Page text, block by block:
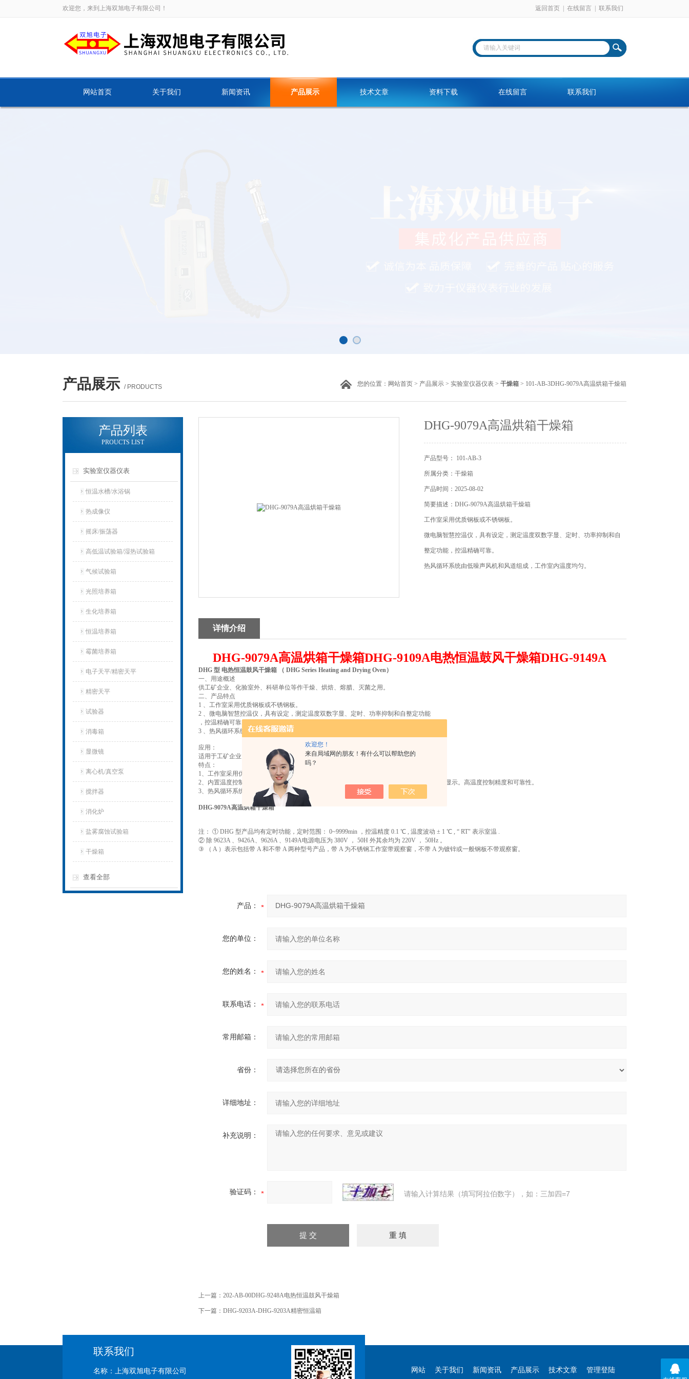
欢迎您！
来自局域网的朋友！有什么可以帮助您的
吗？
欢迎您，来到上海双旭电子有限公司！ 返回首页 在线留言 联系我们
网站首页 关于我们 新闻资讯 产品展示 技术文章 资料下载 在线留言 联系我们
产品展示 / PRODUCTS 您的位置： 网站首页 > 产品展示 > 实验室仪器仪表 > 干燥箱 > 101-AB-3DHG-9079A高温烘箱干燥箱
产品列表
PROUCTS LIST
实验室仪器仪表
恒温水槽/水浴锅
热成像仪
摇床/振荡器
高低温试验箱/湿热试验箱
气候试验箱
光照培养箱
生化培养箱
恒温培养箱
霉菌培养箱
电子天平/精密天平
精密天平
试验器
消毒箱
显微镜
离心机/真空泵
搅拌器
消化炉
盐雾腐蚀试验箱
干燥箱
查看全部
DHG-9079A高温烘箱干燥箱
产品型号： 101-AB-3
所属分类：干燥箱
产品时间：2025-08-02
简要描述：DHG-9079A高温烘箱干燥箱
工作室采用优质钢板或不锈钢板。
微电脑智慧控温仪，具有设定，测定温度双数字显、定时、功率抑制和自
整定功能，控温精确可靠。
热风循环系统由低噪声风机和风道组成，工作室内温度均匀。
详情介绍
DHG-9079A高温烘箱干燥箱DHG-9109A电热恒温鼓风干燥箱DHG-9149A
DHG 型 电热恒温鼓风干燥箱 （ DHG Series Heating and Drying Oven）
一、用途概述
供工矿企业、化验室外、科研单位等作干燥、烘焙、熔腊、灭菌之用。
二、产品特点
1 、工作室采用优质钢板或不锈钢板。
2 、微电脑智慧控温仪，具有设定，测定温度双数字显、定时、功率抑制和自整定功能
，控温精确可靠。
3 、热风循环系统由低噪声风机和风道组成，工作室内温度均匀。
应用：
适用于工矿企业、实验室、科研院所的干燥、固化、熔融、灭菌等试验。
特点：
1、工作室采用优质钢板或耐腐蚀不锈钢制作，使用安全方便。
2、内置温度控制器以微处理器为基础，具有PID参数控制功能。设定温度和实际温度的数字显示。高温度控制精度和可靠性。
3、热风循环系统由低噪音风机和最佳风道组成，使工作室内温度均匀
DHG-9079A高温烘箱干燥箱
注： ① DHG 型产品均有定时功能，定时范围： 0~9999min ，控温精度 0.1 ℃ , 温度波动 ± 1 ℃ , “ RT" 表示室温 .
② 除 9623A 、9426A、9626A 、9149A电源电压为 380V ， 50H 外其余均为 220V ， 50Hz 。
③ （ A ）表示包括带 A 和不带 A 两种型号产品，带 A 为不锈钢工作室带观察窗，不带 A 为镀锌或一般钢板不带观察窗。
产品：
您的单位：
您的姓名：
联系电话：
常用邮箱：
省份：
详细地址：
补充说明：
验证码： 请输入计算结果（填写阿拉伯数字），如：三加四=7
上一篇： 202-AB-00DHG-9248A电热恒温鼓风干燥箱
下一篇： DHG-9203A-DHG-9203A精密恒温箱
联系我们
名称：上海双旭电子有限公司 网站 关于我们 新闻资讯 产品展示 技术文章 管理登陆